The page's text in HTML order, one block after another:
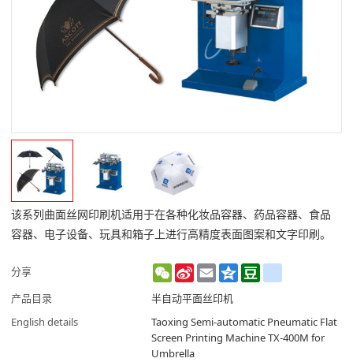
该系列曲面丝网印刷机适用于在各种化妆品容器、药品容器、食品
容器、电子设备、玩具和箱子上进行高精度表面图案和文字印刷。
分享 WeChat
Sina
Weibo
EmailQzone
产品目录
半自动平面丝印机
English details
Taoxing Semi-automatic Pneumatic Flat
Screen Printing Machine TX-400M for
Umbrella